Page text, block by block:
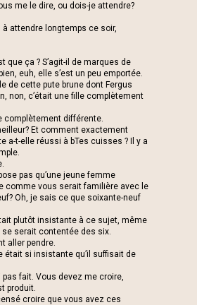
me le dire, ou dois-je attendre?
à attendre longtemps ce soir,
que ça ? S’agit-il de marques de
euh, elle s’est un peu emportée.
de cette pute brune dont Fergus
non, c’était une fille complètement
complètement différente.
Et comment exactement
a-t-elle réussi à bTes cuisses ? Il y a
pas qu’une jeune femme
comme vous serait familière avec le
Oh, je sais ce que soixante-neuf
plutôt insistante à ce sujet, même
se serait contentée des six.
aller pendre.
était si insistante qu’il suffisait de
pas fait. Vous devez me croire,
produit.
croire que vous avez ces